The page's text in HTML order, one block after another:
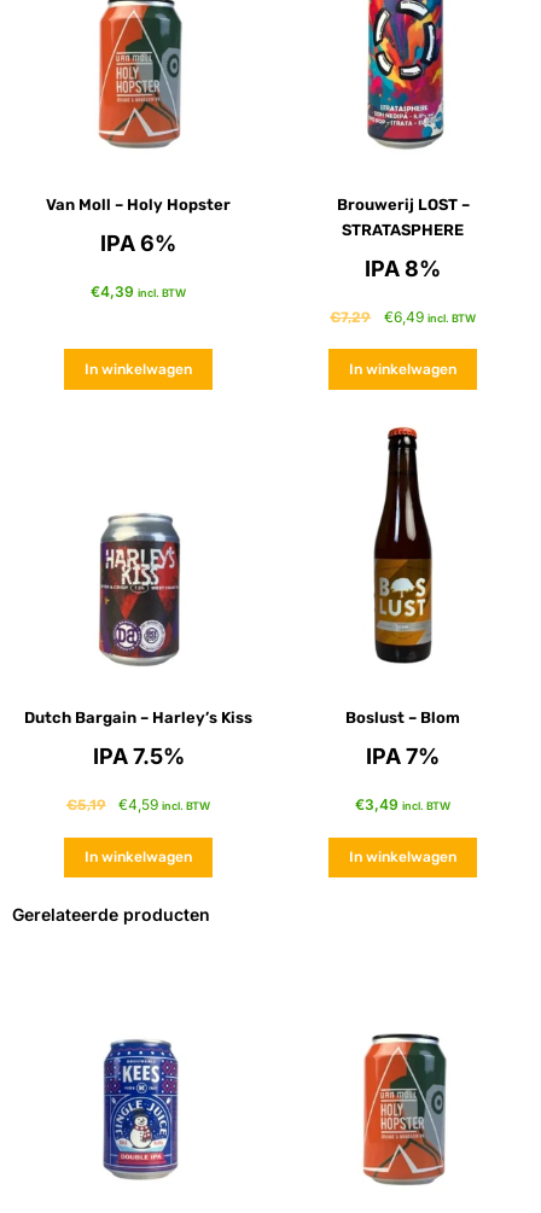
Van Moll – Holy Hopster
IPA 6%
€4,39 incl. BTW
In winkelwagen
Brouwerij LOST –
STRATASPHERE
IPA 8%
€7,29 €6,49 incl. BTW
In winkelwagen
Dutch Bargain – Harley’s Kiss
IPA 7.5%
€5,19 €4,59 incl. BTW
In winkelwagen
Boslust – Blom
IPA 7%
€3,49 incl. BTW
In winkelwagen
Gerelateerde producten